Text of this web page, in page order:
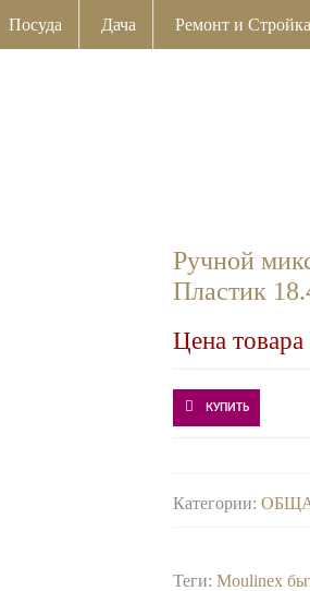
Посуда Дача Ремонт и Стройка
Ручной
Пластик
Цена товара
КУПИТЬ
Категории:
Теги:Moulinex